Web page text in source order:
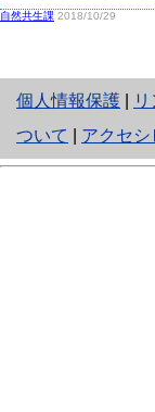
自然共生課 2018/10/29
個人情報保護
と
り
ネ
ついて
アクセシ